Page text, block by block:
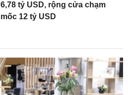
6,78 tỷ USD, rộng cửa chạm
mốc 12 tỷ USD